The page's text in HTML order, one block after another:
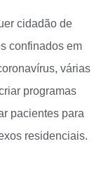
cidadão de
confinados em
várias
programas
pacientes para
residenciais.